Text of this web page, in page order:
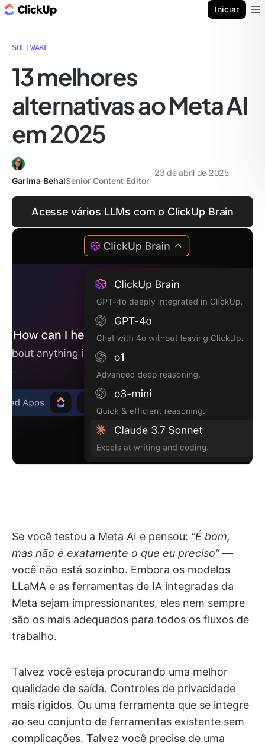
Iniciar
SOFTWARE
13 melhores
alternativas ao Meta AI
em 2025
Garima BehalSenior Content Editor
23 de abril de 2025
Acesse vários LLMs com o ClickUp Brain
Se você testou a Meta AI e pensou: “É bom,
mas não é exatamente o que eu preciso”—
você não está sozinho. Embora os modelos
LLaMA e as ferramentas de IA integradas da
Meta sejam impressionantes, eles nem sempre
são os mais adequados para todos os fluxos de
trabalho.
Talvez você esteja procurando uma melhor
qualidade de saída. Controles de privacidade
mais rígidos. Ou uma ferramenta que se integre
ao seu conjunto de ferramentas existente sem
complicações. Talvez você precise de uma